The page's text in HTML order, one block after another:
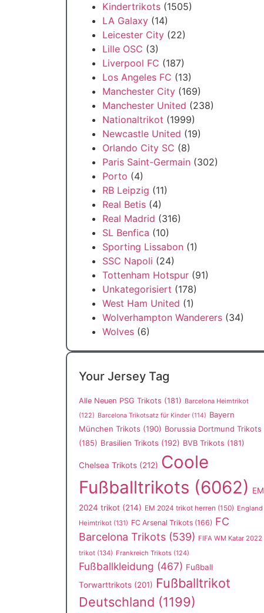
Kindertrikots (1505)
LA Galaxy (14)
Leicester City (22)
Lille OSC (3)
Liverpool FC (187)
Los Angeles FC (13)
Manchester City (169)
Manchester United (238)
Nationaltrikot (1999)
Newcastle United (19)
Orlando City SC (8)
Paris Saint-Germain (302)
Porto (4)
RB Leipzig (11)
Real Betis (4)
Real Madrid (316)
SL Benfica (10)
Sporting Lissabon (1)
SSC Napoli (24)
Tottenham Hotspur (91)
Unkategorisiert (178)
West Ham United (1)
Wolverhampton Wanderers (34)
Wolves (6)
Your Jersey Tag
Alle Neuen PSG Trikots (181) Barcelona Heimtrikot
(122) Barcelona Trikotsatz für Kinder (114) Bayern
München Trikots (190) Borussia Dortmund Trikots
(185) Brasilien Trikots (192) BVB Trikots (181)
Chelsea Trikots (212) Coole
Fußballtrikots (6062) EM
2024 trikot (214) EM 2024 trikot herren (150) England
Heimtrikot (131) FC Arsenal Trikots (166) FC
Barcelona Trikots (539) FIFA WM Katar 2022
trikot (134) Frankreich Trikots (124)
Fußballkleidung (467) Fußball
Torwarttrikots (201) Fußballtrikot
Deutschland (1199)